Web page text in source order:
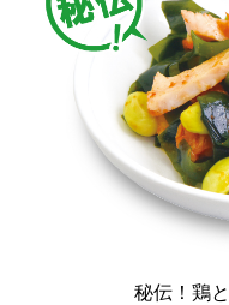
秘伝！鶏